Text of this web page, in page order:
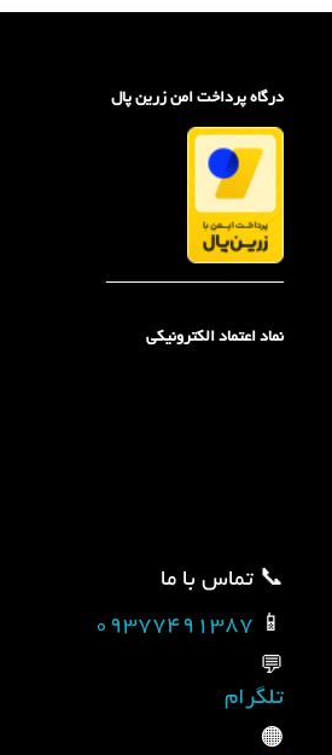
درگاه پرداخت امن زرین پال
_____________________
نماد اعتماد الکترونیکی
📞 تماس با ما
📱
09377491387
💬
تلگرام
🟠